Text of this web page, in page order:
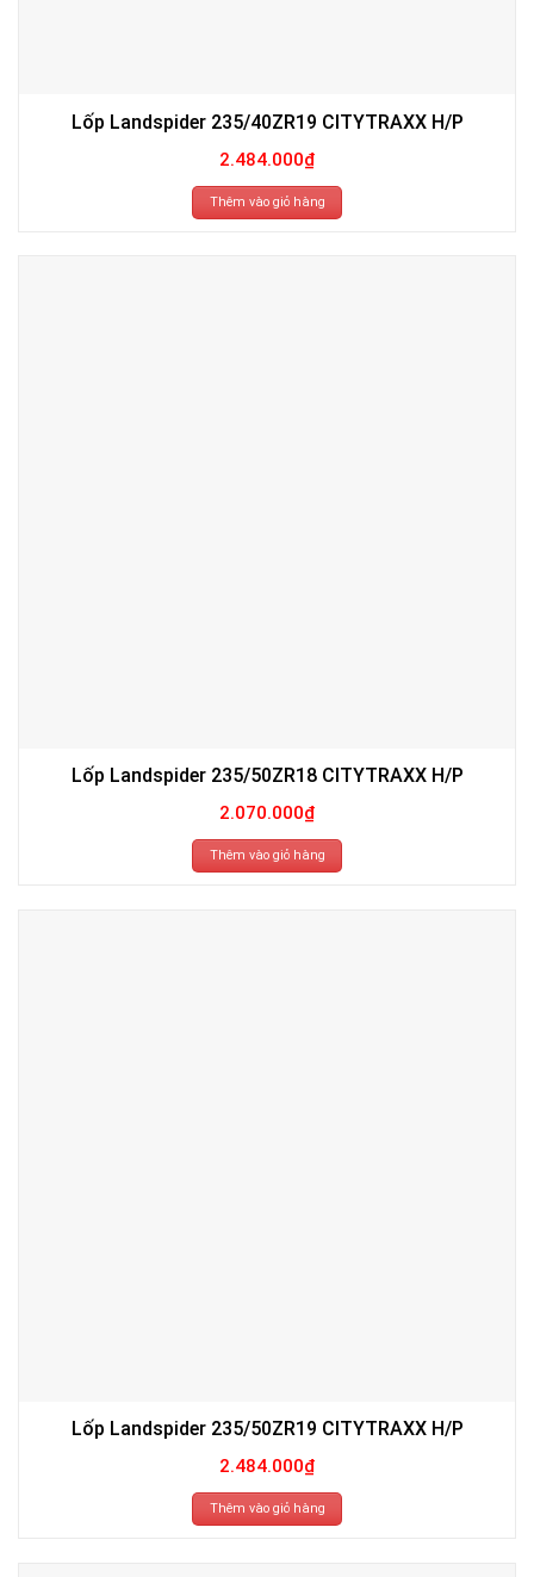
Lốp Landspider 235/40ZR19 CITYTRAXX H/P
2.484.000₫
Thêm vào giỏ hàng
Lốp Landspider 235/50ZR18 CITYTRAXX H/P
2.070.000₫
Thêm vào giỏ hàng
Lốp Landspider 235/50ZR19 CITYTRAXX H/P
2.484.000₫
Thêm vào giỏ hàng